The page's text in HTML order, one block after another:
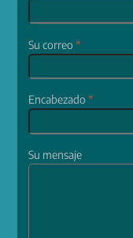
Su correo*
Encabezado*
Su mensaje